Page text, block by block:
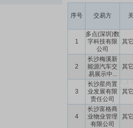
序号 交易方
1
多点(深圳)数
字科技有限
公司
其
2
长沙梅溪新
能源汽车交
易展示中...
其
3
长沙星尚置
业发展有限
责任公司
其
4
长沙富格商
业物业管理
有限公司
其